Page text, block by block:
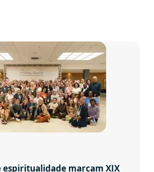
espiritualidade marcam XIX